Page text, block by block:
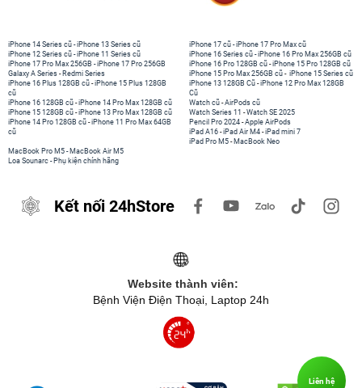
iPhone 14 Series cũ -iPhone 13 Series cũ
iPhone 12 Series cũ -iPhone 11 Series cũ
iPhone 17 Pro Max 256GB -iPhone 17 Pro 256GB
Galaxy A Series - Redmi Series
iPhone 17 cũ -iPhone 17 Pro Max cũ
iPhone 16 Series cũ - iPhone 16 Pro Max 256GB cũ
iPhone 16 Pro 128GB cũ -iPhone 15 Pro 128GB cũ
iPhone 15 Pro Max 256GB cũ - iPhone 15 Series cũ
iPhone 16 Plus 128GB cũ -iPhone 15 Plus 128GB
cũ
iPhone 16 128GB cũ -iPhone 14 Pro Max 128GB cũ
iPhone 15 128GB cũ -iPhone 13 Pro Max 128GB cũ
iPhone 14 Pro 128GB cũ -iPhone 11 Pro Max 64GB
cũ
iPhone 13 128GB Cũ -iPhone 12 Pro Max 128GB
Cũ
Watch cũ -AirPods cũ
Watch Series 11 -Watch SE 2025
Pencil Pro 2024 -Apple AirPods
iPad A16 -iPad Air M4 -iPad mini 7
iPad Pro M5 - MacBook Neo
MacBook Pro M5 - MacBook Air M5
Loa Sounarc - Phụ kiện chính hãng
Kết nối 24hStore
Website thành viên:
Bệnh Viện Điện Thoại, Laptop 24h
Liên hệ